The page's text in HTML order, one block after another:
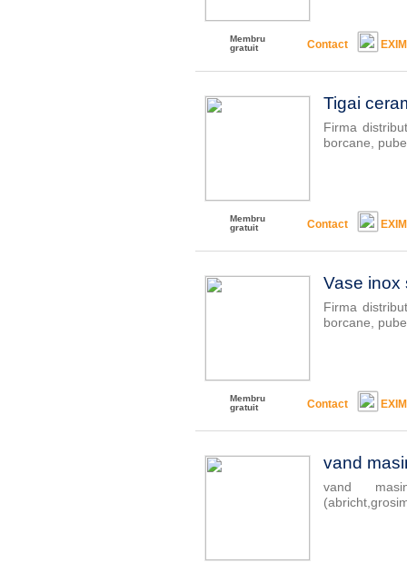
Membru
gratuit
Contact
Tigai
Firma
borcane,
Membru
gratuit
Contact
Vase inox
Firma
borcane,
Membru
gratuit
Contact
vand
vand